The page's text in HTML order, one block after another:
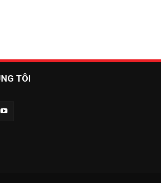
TÔI